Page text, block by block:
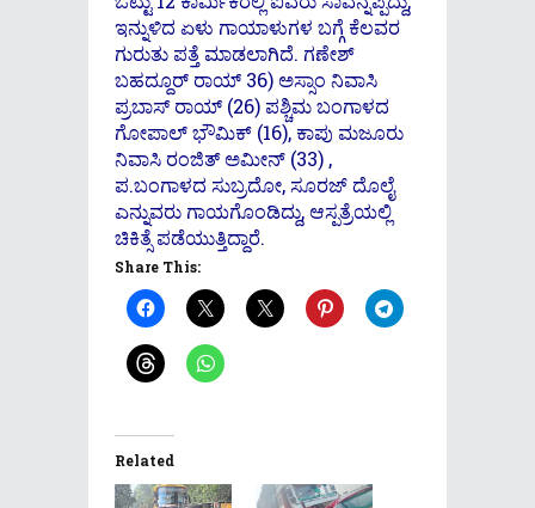
ಇನ್ನುಳಿದ ಏಳು ಗಾಯಾಳುಗಳ ಬಗ್ಗೆ ಕೆಲವರ
ಗುರುತು ಪತ್ತೆ ಮಾಡಲಾಗಿದೆ. ಗಣೇಶ್
ಬಹದ್ದೂರ್ ರಾಯ್ 36) ಅಸ್ಸಾಂ ನಿವಾಸಿ
ಪ್ರಬಾಸ್ ರಾಯ್ (26) ಪಶ್ಚಿಮ ಬಂಗಾಳದ
ಗೋಪಾಲ್ ಭೌಮಿಕ್ (16), ಕಾಪು ಮಜೂರು
ನಿವಾಸಿ ರಂಜಿತ್ ಅಮೀನ್ (33) ,
ಪ.ಬಂಗಾಳದ ಸುಬ್ರದೋ, ಸೂರಜ್ ದೊಲೈ
ಎನ್ನುವರು ಗಾಯಗೊಂಡಿದ್ದು, ಆಸ್ಪತ್ರೆಯಲ್ಲಿ
ಚಿಕಿತ್ಸೆ ಪಡೆಯುತ್ತಿದ್ದಾರೆ.
Share This:
Related